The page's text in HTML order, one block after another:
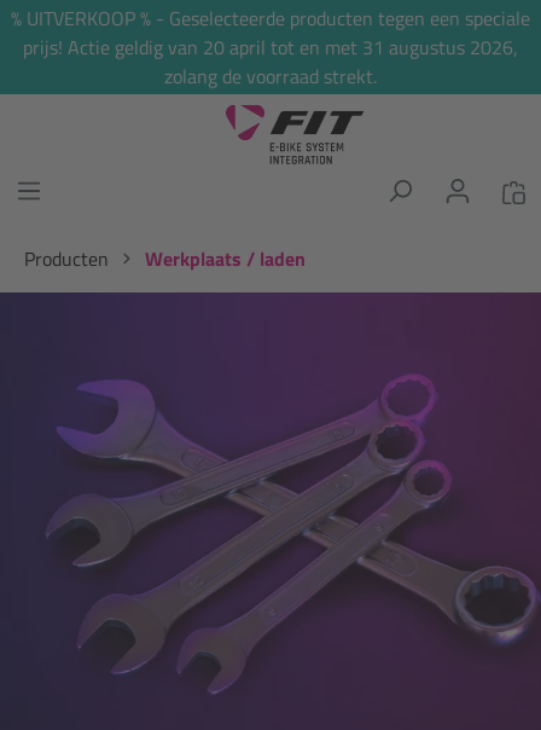
% UITVERKOOP % - Geselecteerde producten tegen een speciale
prijs! Actie geldig van 20 april tot en met 31 augustus 2026,
zolang de voorraad strekt.
Producten Werkplaats / laden